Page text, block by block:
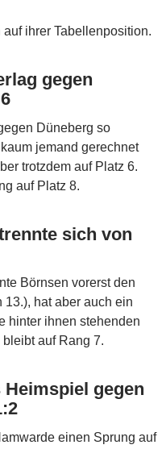
ihrer Tabellenposition.
gegen
Düneberg so
jemand gerechnet
trotzdem auf Platz 6.
auf Platz 8.
sich von
Börnsen vorerst den
hat aber auch ein
hinter ihnen stehenden
auf Rang 7.
gegen
einen Sprung auf